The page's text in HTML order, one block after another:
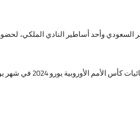
السعودي وأحد أساطير النادي الملكي،
يورو 2024 في شهر يوليو الجاري.